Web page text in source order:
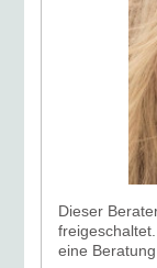
Dieser
eine Beratung